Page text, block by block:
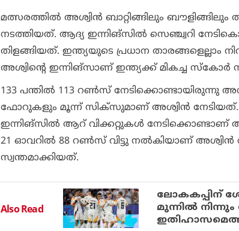
മത്സരത്തില്‍ അശ്വിന്‍ ബാറ്റിങ്ങിലും
നടത്തിയത്. ആദ്യ ഇന്നിങ്സില്‍ സെഞ്ച്വറി
തിളങ്ങിയത്. ഇന്ത്യയുടെ പ്രധാന താരങ്ങളെല്ലാം
അശ്വിന്റെ ഇന്നിങ്സാണ് ഇന്ത്യക്ക് മികച്ച
133 പന്തില്‍ 113 റണ്‍സ് നേടിക്കൊണ്ടായിരുന്നു
ഫോറുകളും മൂന്ന് സിക്സുമാണ് അശ്വിന്‍ നേടിയത്.
ഇന്നിങ്സില്‍ ആറ് വിക്കറ്റുകള്‍ നേടിക്കൊണ്ടാണ്
21 ഓവറില്‍ 88 റണ്‍സ് വിട്ടു നല്‍കിയാണ് അശ്വിന്‍
സ്വന്തമാക്കിയത്.
Also Read
ലോകകപ്പിന്
മുന്നിൽ